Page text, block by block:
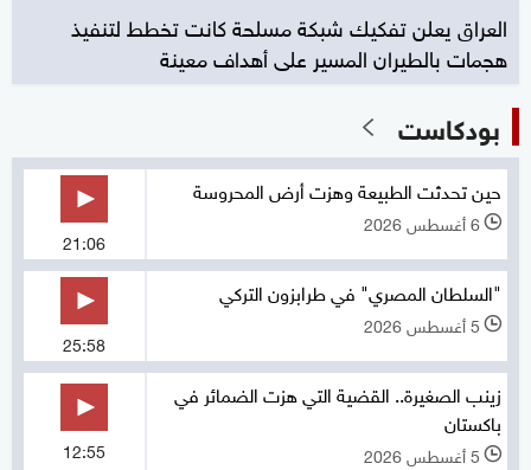
العراق يعلن تفكيك شبكة مسلحة كانت تخطط لتنفيذ
هجمات بالطيران المسير على أهداف معينة
بودكاست
حين تحدثت الطبيعة وهزت أرض المحروسة
l 6 أغسطس 2026
21:06
"السلطان المصري" في طرابزون التركي
l 5 أغسطس 2026
25:58
زينب الصغيرة.. القضية التي هزت الضمائر في
باكستان
l 5 أغسطس 2026 12:55